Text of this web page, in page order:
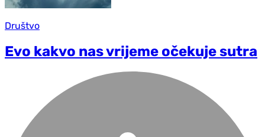
Društvo
Evo kakvo nas vrijeme očekuje sutra